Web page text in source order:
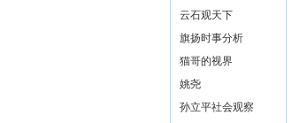
云石观天下
旗扬时事分析
猫哥的视界
姚尧
孙立平社会观察